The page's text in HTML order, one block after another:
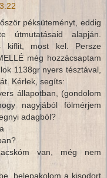
péksüteményt, eddig
alapján.
kiflit, most kel. Persze
még hozzácsaptam
1138gr nyers tésztával,
Kérlek, segíts:
állapotban, (gondolom
nagyjából fölmérjem
adagból?
van, még nem
belepakolom a kisodort